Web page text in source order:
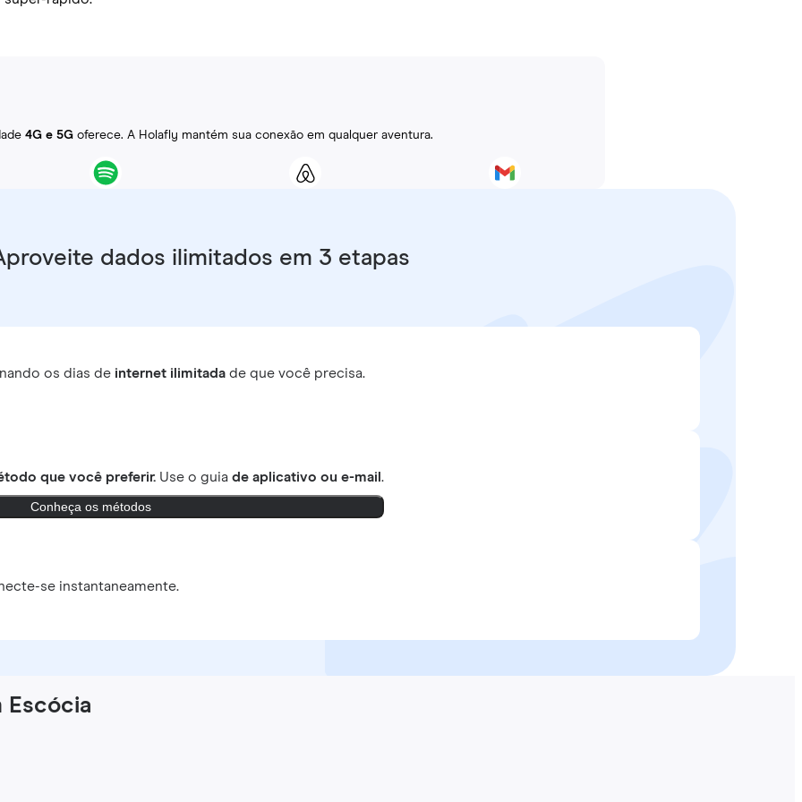
4G e 5G oferece. A Holafly mantém sua conexão em qualquer aventura.
dados ilimitados em 3 etapas
os dias de internet ilimitada de que você precisa.
que você preferir. Use o guiade aplicativo ou e-mail.
Conheça os métodos
se instantaneamente.
Escócia